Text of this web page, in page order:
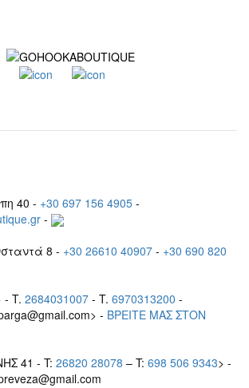
40 - +30 697 156 4905 -
-
8 - +30 26610 40907 - +30 690 820
T. 2684031007 - T. 6970313200 -
- BΡEITE MAΣ ΣΤΟΝ
41 - T: 26820 28078 – T: 698 506 9343> -